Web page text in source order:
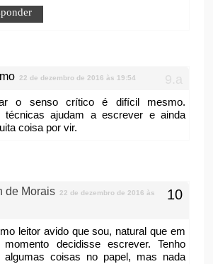
22 de dezembro de 2016 às 19:54
o senso crítico é difícil mesmo.
técnicas ajudam a escrever e ainda
coisa por vir.
de Morais
22 de dezembro de 2016 às
leitor avido que sou, natural que em
momento decidisse escrever. Tenho
algumas coisas no papel, mas nada